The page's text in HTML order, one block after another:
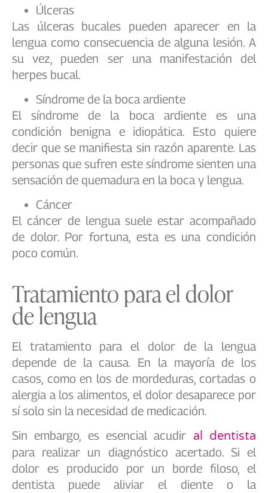
Úlceras
Las úlceras bucales pueden aparecer en la
lengua como consecuencia de alguna lesión. A
su vez, pueden ser una manifestación del
herpes bucal.
Síndrome de la boca ardiente
El síndrome de la boca ardiente es una
condición benigna e idiopática. Esto quiere
decir que se manifiesta sin razón aparente. Las
personas que sufren este síndrome sienten una
sensación de quemadura en la boca y lengua.
Cáncer
El cáncer de lengua suele estar acompañado
de dolor. Por fortuna, esta es una condición
poco común.
Tratamiento para el dolor
de lengua
El tratamiento para el dolor de la lengua
depende de la causa. En la mayoría de los
casos, como en los de mordeduras, cortadas o
alergia a los alimentos, el dolor desaparece por
sí solo sin la necesidad de medicación.
Sin embargo, es esencial acudir al dentista
para realizar un diagnóstico acertado. Si el
dolor es producido por un borde filoso, el
dentista puede aliviar el diente o la